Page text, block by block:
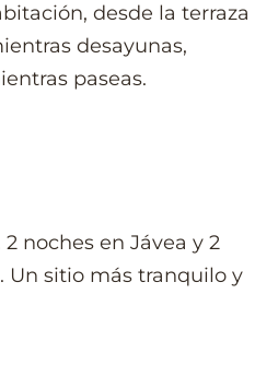
desde la terraza
desayunas,
paseas.
noches en Jávea y 2
Un sitio más tranquilo y